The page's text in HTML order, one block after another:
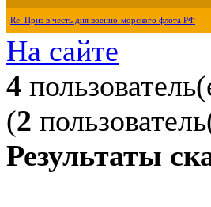
Re: Приз в честь дня военно-морского флота РФ
На сайте
4
(2
Результаты